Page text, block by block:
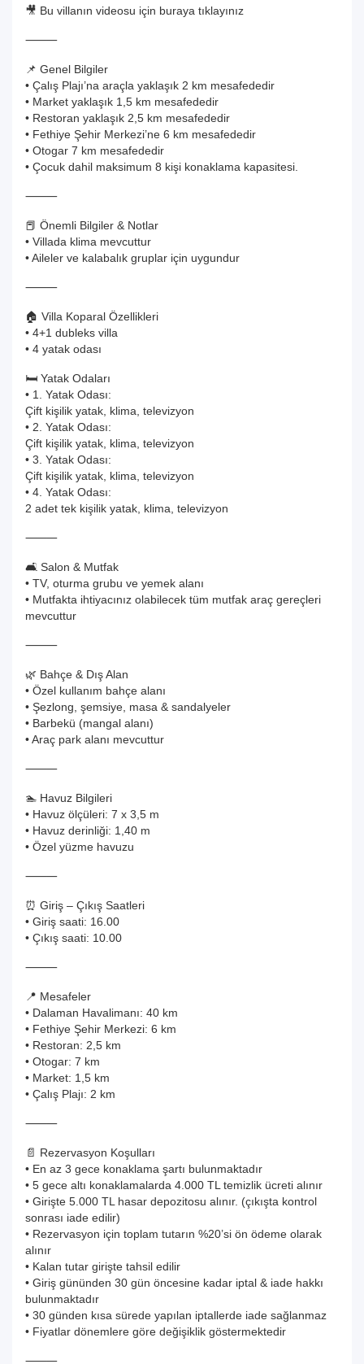
🎥 Bu villanın videosu için buraya tıklayınız
⸻
📌 Genel Bilgiler
• Çalış Plajı’na araçla yaklaşık 2 km mesafededir
• Market yaklaşık 1,5 km mesafededir
• Restoran yaklaşık 2,5 km mesafededir
• Fethiye Şehir Merkezi’ne 6 km mesafededir
• Otogar 7 km mesafededir
• Çocuk dahil maksimum 8 kişi konaklama kapasitesi.
⸻
📕 Önemli Bilgiler & Notlar
• Villada klima mevcuttur
• Aileler ve kalabalık gruplar için uygundur
⸻
🏠 Villa Koparal Özellikleri
• 4+1 dubleks villa
• 4 yatak odası
🛏️ Yatak Odaları
• 1. Yatak Odası:
Çift kişilik yatak, klima, televizyon
• 2. Yatak Odası:
Çift kişilik yatak, klima, televizyon
• 3. Yatak Odası:
Çift kişilik yatak, klima, televizyon
• 4. Yatak Odası:
2 adet tek kişilik yatak, klima, televizyon
⸻
🛋️ Salon & Mutfak
• TV, oturma grubu ve yemek alanı
• Mutfakta ihtiyacınız olabilecek tüm mutfak araç gereçleri
mevcuttur
⸻
🌿 Bahçe & Dış Alan
• Özel kullanım bahçe alanı
• Şezlong, şemsiye, masa & sandalyeler
• Barbekü (mangal alanı)
• Araç park alanı mevcuttur
⸻
🏊 Havuz Bilgileri
• Havuz ölçüleri: 7 x 3,5 m
• Havuz derinliği: 1,40 m
• Özel yüzme havuzu
⸻
⏰ Giriş – Çıkış Saatleri
• Giriş saati: 16.00
• Çıkış saati: 10.00
⸻
📍 Mesafeler
• Dalaman Havalimanı: 40 km
• Fethiye Şehir Merkezi: 6 km
• Restoran: 2,5 km
• Otogar: 7 km
• Market: 1,5 km
• Çalış Plajı: 2 km
⸻
📄 Rezervasyon Koşulları
• En az 3 gece konaklama şartı bulunmaktadır
• 5 gece altı konaklamalarda 4.000 TL temizlik ücreti alınır
• Girişte 5.000 TL hasar depozitosu alınır. (çıkışta kontrol
sonrası iade edilir)
• Rezervasyon için toplam tutarın %20’si ön ödeme olarak
alınır
• Kalan tutar girişte tahsil edilir
• Giriş gününden 30 gün öncesine kadar iptal & iade hakkı
bulunmaktadır
• 30 günden kısa sürede yapılan iptallerde iade sağlanmaz
• Fiyatlar dönemlere göre değişiklik göstermektedir
⸻